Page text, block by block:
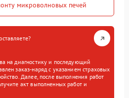
микроволновых печей
на диагностику и последующий
заказ-наряд с указанием страховых
Далее, после выполнения работ
акт выполненных работ и